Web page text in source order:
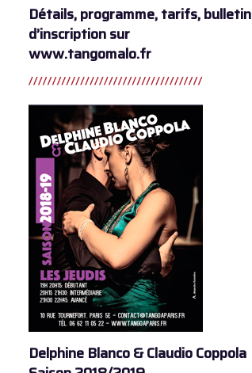
Détails, programme, tarifs, bulletin
d’inscription sur
www.tangomalo.fr
Delphine Blanco & Claudio Coppola